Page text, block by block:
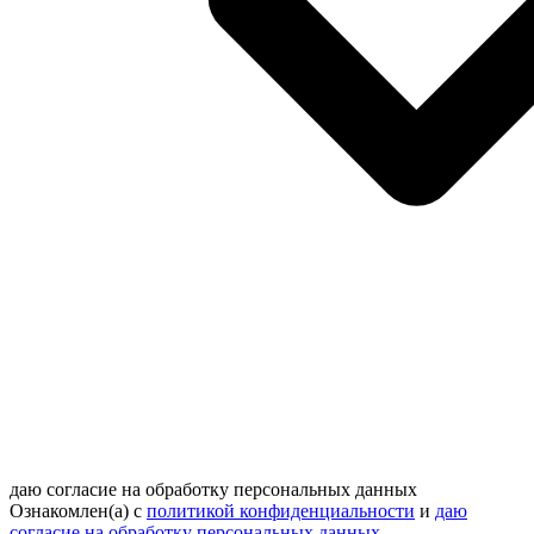
даю согласие на обработку персональных данных
Ознакомлен(а) с политикой конфиденциальности и даю